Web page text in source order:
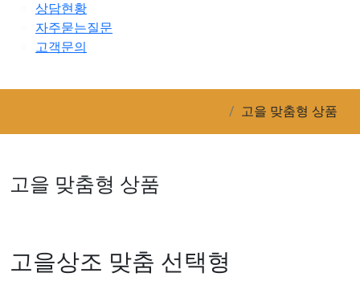
상담현황
자주묻는질문
고객문의
고을 맞춤형 상품
고을 맞춤형 상품
고을상조 맞춤 선택형